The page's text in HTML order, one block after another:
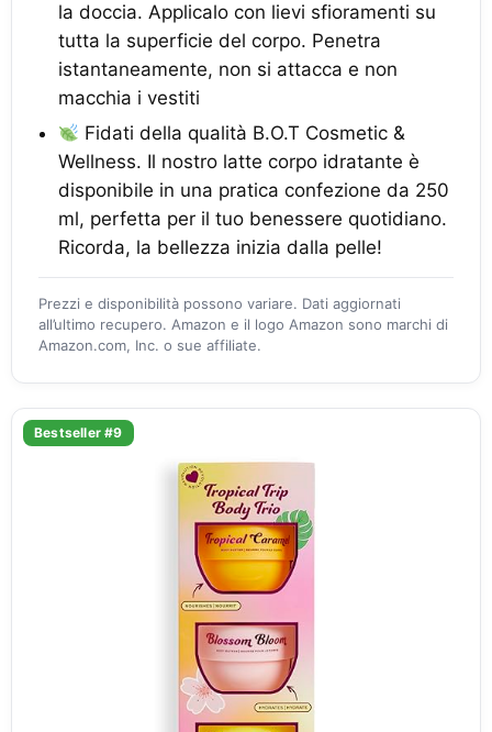
la doccia. Applicalo con lievi sfioramenti su
tutta la superficie del corpo. Penetra
istantaneamente, non si attacca e non
macchia i vestiti
Fidati della qualità B.O.T Cosmetic &
Wellness. Il nostro latte corpo idratante è
disponibile in una pratica confezione da 250
ml, perfetta per il tuo benessere quotidiano.
Ricorda, la bellezza inizia dalla pelle!
Prezzi e disponibilità possono variare. Dati aggiornati
all’ultimo recupero. Amazon e il logo Amazon sono marchi di
Amazon.com, Inc. o sue affiliate.
Bestseller #9